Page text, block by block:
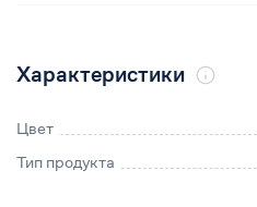
Характеристики
Цвет
Тип продукта